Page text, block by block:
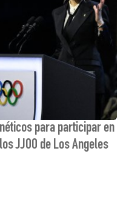
para participar en
JJOO de Los Angeles